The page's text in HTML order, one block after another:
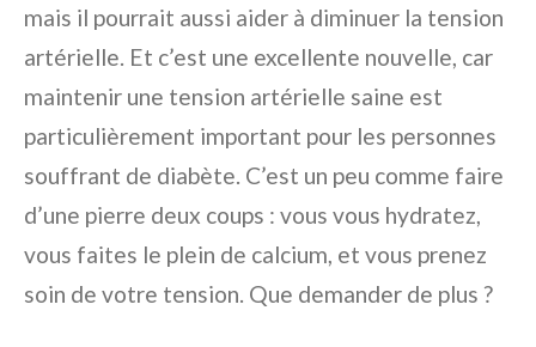
mais il pourrait aussi aider à diminuer la tension
artérielle. Et c’est une excellente nouvelle, car
maintenir une tension artérielle saine est
particulièrement important pour les personnes
souffrant de diabète. C’est un peu comme faire
d’une pierre deux coups : vous vous hydratez,
vous faites le plein de calcium, et vous prenez
soin de votre tension. Que demander de plus ?